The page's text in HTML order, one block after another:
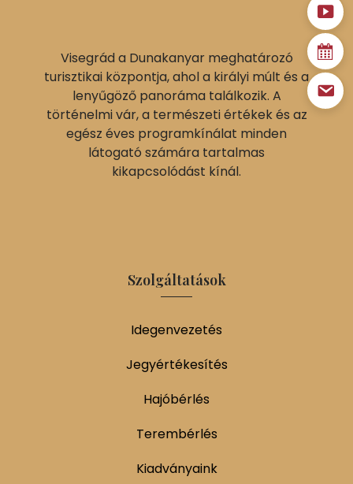
Visegrád a Dunakanyar meghatározó
turisztikai központja, ahol a királyi múlt és a
lenyűgöző panoráma találkozik. A
történelmi vár, a természeti értékek és az
egész éves programkínálat minden
látogató számára tartalmas
kikapcsolódást kínál.
Szolgáltatások
Idegenvezetés
Jegyértékesítés
Hajóbérlés
Terembérlés
Kiadványaink